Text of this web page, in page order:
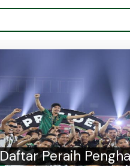
Daftar Peraih